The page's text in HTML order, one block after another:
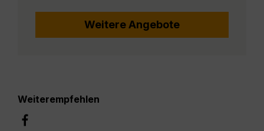
Weitere Angebote
Weiterempfehlen